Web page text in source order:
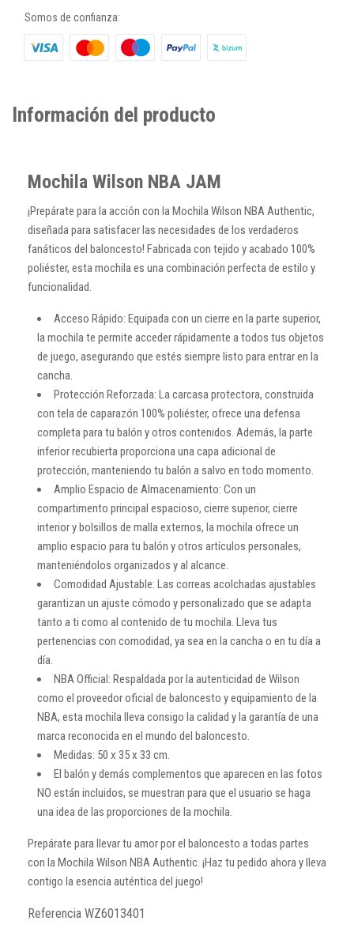
Somos de confianza:
Información del producto
Mochila Wilson NBA JAM
¡Prepárate para la acción con la Mochila Wilson NBA Authentic,
diseñada para satisfacer las necesidades de los verdaderos
fanáticos del baloncesto! Fabricada con tejido y acabado 100%
poliéster, esta mochila es una combinación perfecta de estilo y
funcionalidad.
Acceso Rápido: Equipada con un cierre en la parte superior,
la mochila te permite acceder rápidamente a todos tus objetos
de juego, asegurando que estés siempre listo para entrar en la
cancha.
Protección Reforzada: La carcasa protectora, construida
con tela de caparazón 100% poliéster, ofrece una defensa
completa para tu balón y otros contenidos. Además, la parte
inferior recubierta proporciona una capa adicional de
protección, manteniendo tu balón a salvo en todo momento.
Amplio Espacio de Almacenamiento: Con un
compartimento principal espacioso, cierre superior, cierre
interior y bolsillos de malla externos, la mochila ofrece un
amplio espacio para tu balón y otros artículos personales,
manteniéndolos organizados y al alcance.
Comodidad Ajustable: Las correas acolchadas ajustables
garantizan un ajuste cómodo y personalizado que se adapta
tanto a ti como al contenido de tu mochila. Lleva tus
pertenencias con comodidad, ya sea en la cancha o en tu día a
día.
NBA Official: Respaldada por la autenticidad de Wilson
como el proveedor oficial de baloncesto y equipamiento de la
NBA, esta mochila lleva consigo la calidad y la garantía de una
marca reconocida en el mundo del baloncesto.
Medidas: 50 x 35 x 33 cm.
El balón y demás complementos que aparecen en las fotos
NO están incluidos, se muestran para que el usuario se haga
una idea de las proporciones de la mochila.
Prepárate para llevar tu amor por el baloncesto a todas partes
con la Mochila Wilson NBA Authentic. ¡Haz tu pedido ahora y lleva
contigo la esencia auténtica del juego!
Referencia WZ6013401